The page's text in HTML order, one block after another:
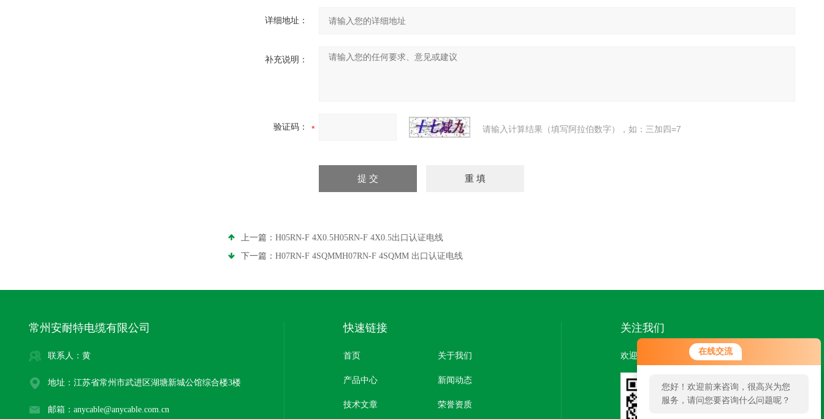
在线交流
您好！欢迎前来咨询，很高兴为您
服务，请问您要咨询什么问题呢？
详细地址：
补充说明：
验证码： 请输入计算结果（填写阿拉伯数字），如：三加四=7
上一篇： H05RN-F 4X0.5H05RN-F 4X0.5出口认证电线
下一篇： H07RN-F 4SQMMH07RN-F 4SQMM 出口认证电线
常州安耐特电缆有限公司
联系人：黄
地址：江苏省常州市武进区湖塘新城公馆综合楼3楼
邮箱：anycable@anycable.com.cn
快速链接
首页 关于我们
产品中心 新闻动态
技术文章 荣誉资质
关注我们
欢迎您关注我们的微信公众号了解更多信息：